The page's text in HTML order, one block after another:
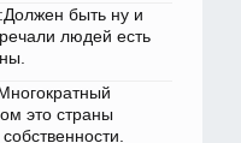
быть ну и
людей есть
это страны